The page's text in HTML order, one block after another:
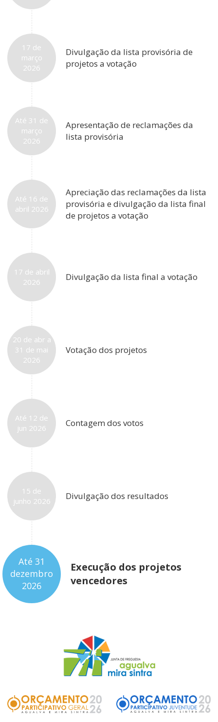
17 de
março
2026
Divulgação da lista provisória de
projetos a votação
Até 31 de
março
2026
Apresentação de reclamações da
lista provisória
Até 16 de
abril 2026
Apreciação das reclamações da lista
provisória e divulgação da lista final
de projetos a votação
17 de abril
2026
Divulgação da lista final a votação
20 de abr a
31 de mai
2026
Votação dos projetos
Até 12 de
jun 2026
Contagem dos votos
15 de
junho 2026
Divulgação dos resultados
Até 31
dezembro
2026
Execução dos projetos
vencedores